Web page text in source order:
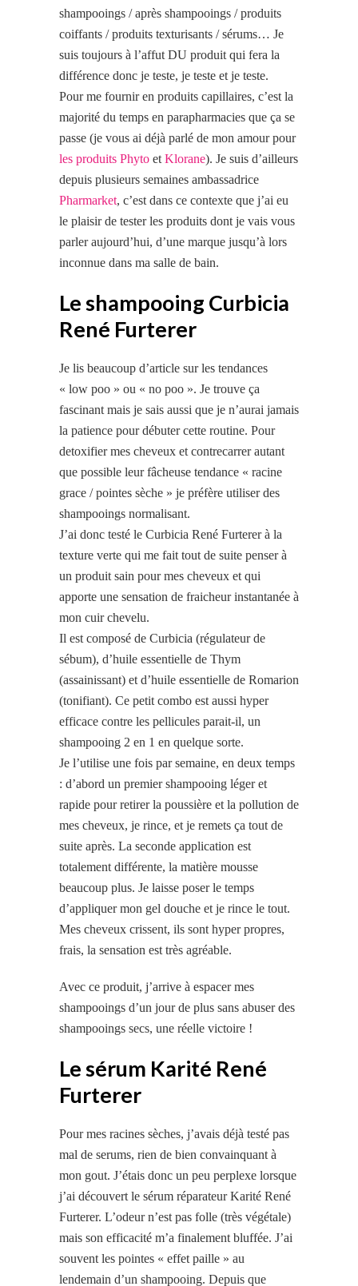
shampooings / après shampooings / produits
coiffants / produits texturisants / sérums… Je
suis toujours à l’affut DU produit qui fera la
différence donc je teste, je teste et je teste.
Pour me fournir en produits capillaires, c’est la
majorité du temps en parapharmacies que ça se
passe (je vous ai déjà parlé de mon amour pour
les produits Phyto et Klorane). Je suis d’ailleurs
depuis plusieurs semaines ambassadrice
Pharmarket, c’est dans ce contexte que j’ai eu
le plaisir de tester les produits dont je vais vous
parler aujourd’hui, d’une marque jusqu’à lors
inconnue dans ma salle de bain.
Le shampooing Curbicia
René Furterer
Je lis beaucoup d’article sur les tendances
« low poo » ou « no poo ». Je trouve ça
fascinant mais je sais aussi que je n’aurai jamais
la patience pour débuter cette routine. Pour
detoxifier mes cheveux et contrecarrer autant
que possible leur fâcheuse tendance « racine
grace / pointes sèche » je préfère utiliser des
shampooings normalisant.
J’ai donc testé le Curbicia René Furterer à la
texture verte qui me fait tout de suite penser à
un produit sain pour mes cheveux et qui
apporte une sensation de fraicheur instantanée à
mon cuir chevelu.
Il est composé de Curbicia (régulateur de
sébum), d’huile essentielle de Thym
(assainissant) et d’huile essentielle de Romarion
(tonifiant). Ce petit combo est aussi hyper
efficace contre les pellicules parait-il, un
shampooing 2 en 1 en quelque sorte.
Je l’utilise une fois par semaine, en deux temps
: d’abord un premier shampooing léger et
rapide pour retirer la poussière et la pollution de
mes cheveux, je rince, et je remets ça tout de
suite après. La seconde application est
totalement différente, la matière mousse
beaucoup plus. Je laisse poser le temps
d’appliquer mon gel douche et je rince le tout.
Mes cheveux crissent, ils sont hyper propres,
frais, la sensation est très agréable.
Avec ce produit, j’arrive à espacer mes
shampooings d’un jour de plus sans abuser des
shampooings secs, une réelle victoire !
Le sérum Karité René
Furterer
Pour mes racines sèches, j’avais déjà testé pas
mal de serums, rien de bien convainquant à
mon gout. J’étais donc un peu perplexe lorsque
j’ai découvert le sérum réparateur Karité René
Furterer. L’odeur n’est pas folle (très végétale)
mais son efficacité m’a finalement bluffée. J’ai
souvent les pointes « effet paille » au
lendemain d’un shampooing. Depuis que